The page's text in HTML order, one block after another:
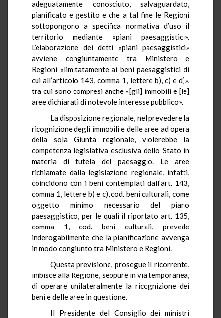
adeguatamente conosciuto, salvaguardato,
pianificato e gestito e che a tal fine le Regioni
sottopongono a specifica normativa d’uso il
territorio mediante «piani paesaggistici».
L’elaborazione dei detti «piani paesaggistici»
avviene congiuntamente tra Ministero e
Regioni «limitatamente ai beni paesaggistici di
cui all’articolo 143, comma 1, lettere b), c) e d)»,
tra cui sono compresi anche «[gli] immobili e [le]
aree dichiarati di notevole interesse pubblico».
La disposizione regionale, nel prevedere la
ricognizione degli immobili e delle aree ad opera
della sola Giunta regionale, violerebbe la
competenza legislativa esclusiva dello Stato in
materia di tutela del paesaggio. Le aree
richiamate dalla legislazione regionale, infatti,
coincidono con i beni contemplati dall’art. 143,
comma 1, lettere b) e c), cod. beni culturali, come
oggetto minimo necessario del piano
paesaggistico, per le quali il riportato art. 135,
comma 1, cod. beni culturali, prevede
inderogabilmente che la pianificazione avvenga
in modo congiunto tra Ministero e Regioni.
Questa previsione, prosegue il ricorrente,
inibisce alla Regione, seppure in via temporanea,
di operare unilateralmente la ricognizione dei
beni e delle aree in questione.
Il Presidente del Consiglio dei ministri